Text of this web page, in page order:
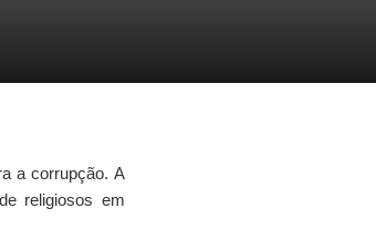
a corrupção. A
religiosos em